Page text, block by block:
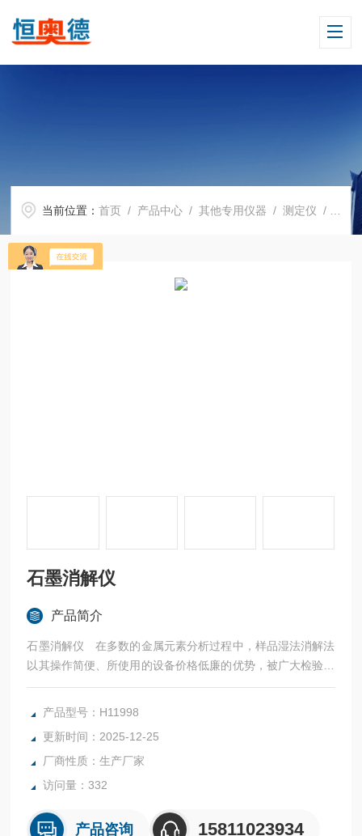
当前位置：首页 / 产品中心 /其他专用仪器 /测定仪 / H11998石墨消解仪
石墨消解仪
产品简介
石墨消解仪 在多数的金属元素分析过程中，样品湿法消解法
以其操作简便、所使用的设备价格低廉的优势，被广大检验机
构及国家标准推荐采用为样品前处理方法。但目前的湿法消解
法所选用设备多为平板式或水浴式电热装置，它们均存在着加
大量电能等问题。相对而言，采用重量轻、惰性好、加热和导
热速度快且均匀的石墨材料加工制作的湿法消解装置，则可很
好地解决这些问题，并
产品型号：H11998
更新时间：2025-12-25
厂商性质：生产厂家
访问量：332
产品咨询 15811023934